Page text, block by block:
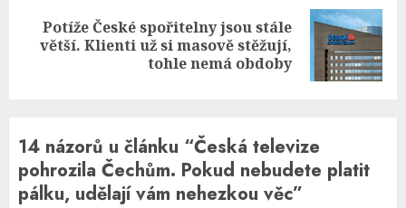
Next
Potíže České spořitelny jsou stále
větší. Klienti už si masově stěžují,
tohle nemá obdoby
14 názorů u článku “Česká televize
pohrozila Čechům. Pokud nebudete platit
pálku, udělají vám nehezkou věc”